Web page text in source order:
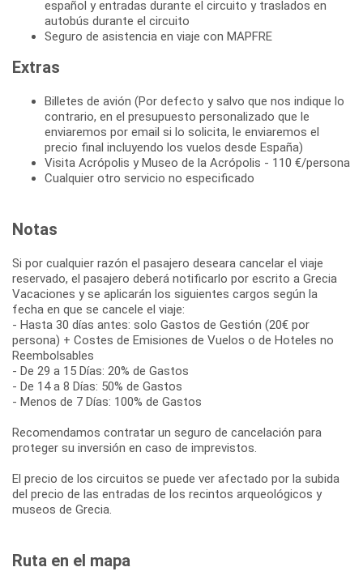
español y entradas durante el circuito y traslados en
autobús durante el circuito
Seguro de asistencia en viaje con MAPFRE
Extras
Billetes de avión (Por defecto y salvo que nos indique lo
contrario, en el presupuesto personalizado que le
enviaremos por email si lo solicita, le enviaremos el
precio final incluyendo los vuelos desde España)
Visita Acrópolis y Museo de la Acrópolis - 110 €/persona
Cualquier otro servicio no especificado
Notas
Si por cualquier razón el pasajero deseara cancelar el viaje
reservado, el pasajero deberá notificarlo por escrito a Grecia
Vacaciones y se aplicarán los siguientes cargos según la
fecha en que se cancele el viaje:
- Hasta 30 días antes: solo Gastos de Gestión (20€ por
persona) + Costes de Emisiones de Vuelos o de Hoteles no
Reembolsables
- De 29 a 15 Días: 20% de Gastos
- De 14 a 8 Días: 50% de Gastos
- Menos de 7 Días: 100% de Gastos
Recomendamos contratar un seguro de cancelación para
proteger su inversión en caso de imprevistos.
El precio de los circuitos se puede ver afectado por la subida
del precio de las entradas de los recintos arqueológicos y
museos de Grecia.
Ruta en el mapa